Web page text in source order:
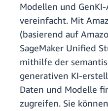
Modellen und
vereinfacht. Mit
(basierend auf
SageMaker Unified
mithilfe der
generativen KI-
Daten und Modelle
zugreifen. Sie